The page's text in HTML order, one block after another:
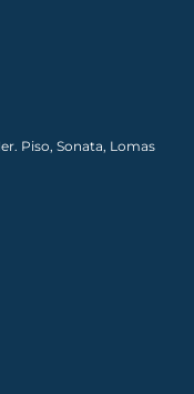
Piso, Sonata, Lomas